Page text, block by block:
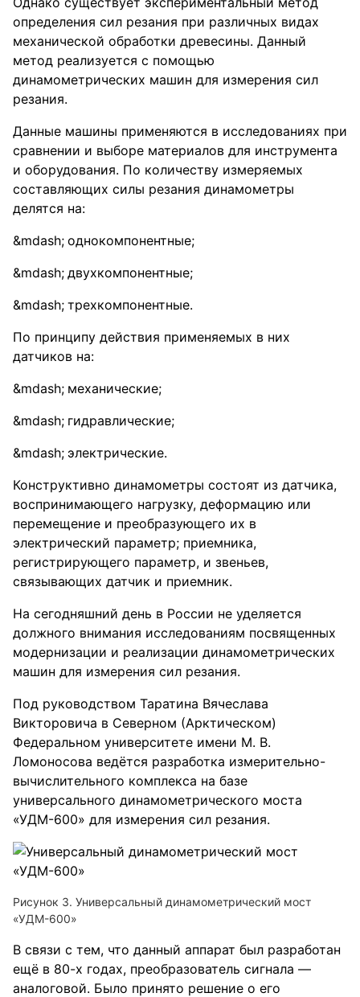
определения сил резания при различных видах
механической обработки древесины. Данный
метод реализуется с помощью
динамометрических машин для измерения сил
резания.
Данные машины применяются в исследованиях при
сравнении и выборе материалов для инструмента
и оборудования. По количеству измеряемых
составляющих силы резания динамометры
делятся на:
однокомпонентные;
двухкомпонентные;
трехкомпонентные.
По принципу действия применяемых в них
датчиков на:
механические;
гидравлические;
электрические.
Конструктивно динамометры состоят из датчика,
воспринимающего нагрузку, деформацию или
перемещение и преобразующего их в
электрический параметр; приемника,
регистрирующего параметр, и звеньев,
связывающих датчик и приемник.
На сегодняшний день в России не уделяется
должного внимания исследованиям посвященных
модернизации и реализации динамометрических
машин для измерения сил резания.
Под руководством Таратина Вячеслава
Викторовича в Северном (Арктическом)
Федеральном университете имени М. В.
Ломоносова ведётся разработка измерительно-
вычислительного комплекса на базе
универсального динамометрического моста
«УДМ-600» для измерения сил резания.
Рисунок 3. Универсальный динамометрический мост
«УДМ-600»
В связи с тем, что данный аппарат был разработан
ещё в 80-х годах, преобразователь сигнала —
аналоговой. Было принято решение о его